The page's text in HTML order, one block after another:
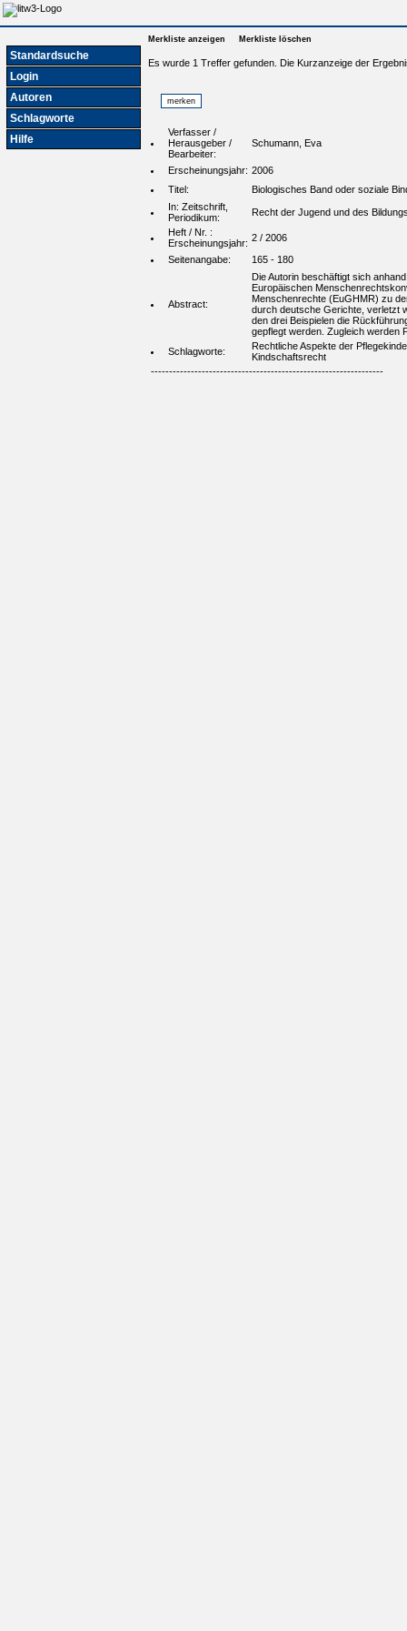
Standardsuche
Login
Autoren
Schlagworte
Hilfe
Merkliste anzeigen Merkliste löschen
Es wurde 1 Treffer gefunden. Die Kurzanzeige der
Verfasser /
Herausgeber /
Bearbeiter:
Schumann, Eva
Erscheinungsjahr: 2006
Titel:
Biologisches Band oder soziale
In: Zeitschrift,
Periodikum:
Recht der Jugend und des
Heft / Nr. :
Erscheinungsjahr: 2 / 2006
Seitenangabe:
165 - 180
Abstract:
Die Autorin beschäftigt sich
Europäischen
Menschenrechte (EuGHMR) zu
durch deutsche Gerichte, verletzt
den drei Beispielen die
gepflegt werden. Zugleich werden
Schlagworte:
Rechtliche Aspekte der
Kindschaftsrecht
----------------------------------------------------------------